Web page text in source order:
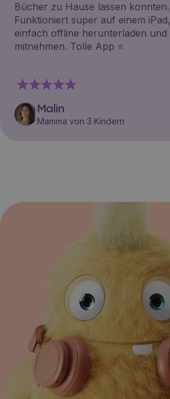
Bücher zu Hause lassen konnten.
Funktioniert super auf einem iPad,
einfach offline herunterladen und
mitnehmen. Tolle App ⭐️
Malin
Mamma von 3 Kindern